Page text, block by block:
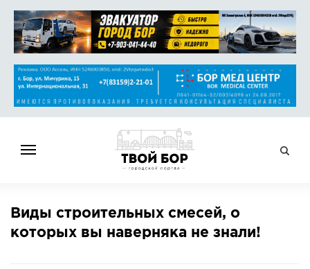
НОВОСТИ
СПРАВОЧНИК
Виды строительных смесей, о
которых вы наверняка не знали!